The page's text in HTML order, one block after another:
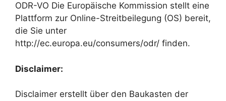
ODR-VO Die Europäische Kommission stellt eine
Plattform zur Online-Streitbeilegung (OS) bereit,
die Sie unter
http://ec.europa.eu/consumers/odr/ finden.
Disclaimer:
Disclaimer erstellt über den Baukasten der